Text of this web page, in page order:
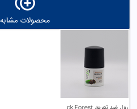
محصولات مشابه